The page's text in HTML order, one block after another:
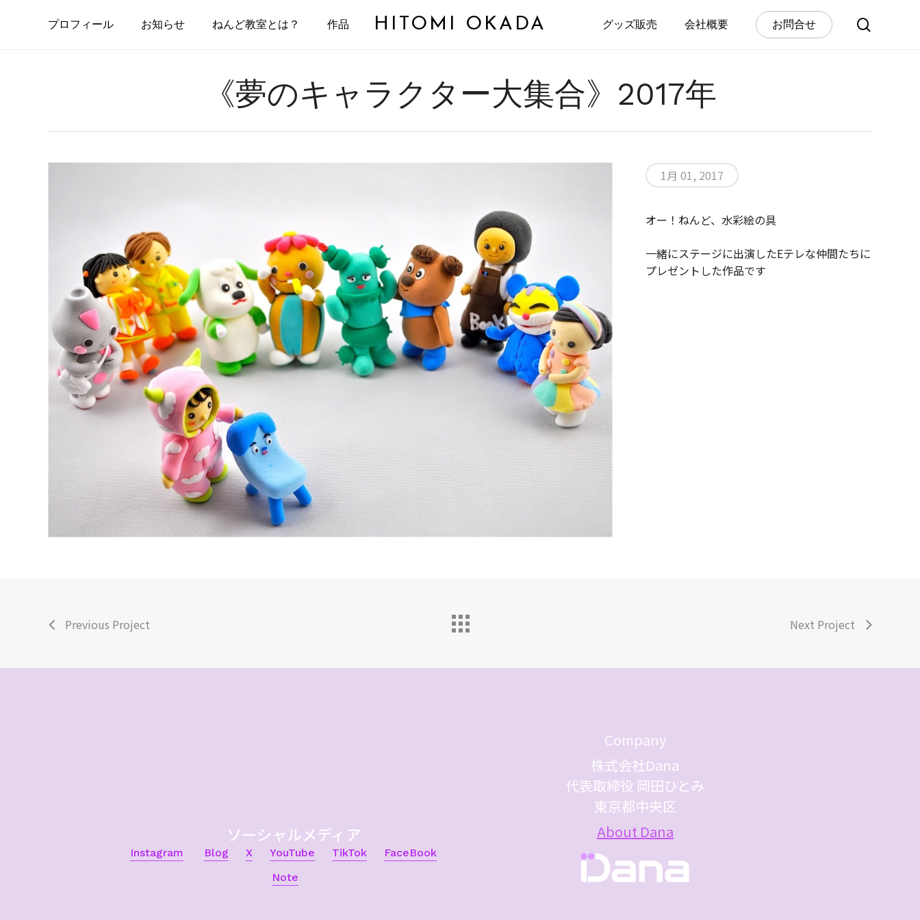
HITOMI OKADA
プロ フ ィ ール お知らせ ねんど教室とは？ 作品 グッズ販売 会社概要 お問合せ
《夢のキャラクター大集合》2017年
1月 01, 2017
オー！ねんど、水彩絵の具
一緒にステージに出演したEテレな仲間たちに
プレゼントした作品です
Previous Project Next Project
ソーシャルメディア
Instagram Blog X YouTube TikTok
FaceBook
Note
Company
株式会社Dana
代表取締役 岡田ひとみ
東京都中央区
About Dana